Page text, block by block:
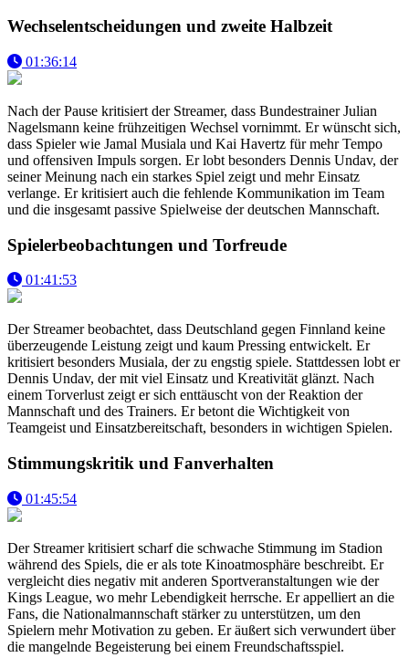
Wechselentscheidungen und zweite Halbzeit
01:36:14
Nach der Pause kritisiert der Streamer, dass Bundestrainer Julian
Nagelsmann keine frühzeitigen Wechsel vornimmt. Er wünscht sich,
dass Spieler wie Jamal Musiala und Kai Havertz für mehr Tempo
und offensiven Impuls sorgen. Er lobt besonders Dennis Undav, der
seiner Meinung nach ein starkes Spiel zeigt und mehr Einsatz
verlange. Er kritisiert auch die fehlende Kommunikation im Team
und die insgesamt passive Spielweise der deutschen Mannschaft.
Spielerbeobachtungen und Torfreude
01:41:53
Der Streamer beobachtet, dass Deutschland gegen Finnland keine
überzeugende Leistung zeigt und kaum Pressing entwickelt. Er
kritisiert besonders Musiala, der zu engstig spiele. Stattdessen lobt er
Dennis Undav, der mit viel Einsatz und Kreativität glänzt. Nach
einem Torverlust zeigt er sich enttäuscht von der Reaktion der
Mannschaft und des Trainers. Er betont die Wichtigkeit von
Teamgeist und Einsatzbereitschaft, besonders in wichtigen Spielen.
Stimmungskritik und Fanverhalten
01:45:54
Der Streamer kritisiert scharf die schwache Stimmung im Stadion
während des Spiels, die er als tote Kinoatmosphäre beschreibt. Er
vergleicht dies negativ mit anderen Sportveranstaltungen wie der
Kings League, wo mehr Lebendigkeit herrsche. Er appelliert an die
Fans, die Nationalmannschaft stärker zu unterstützen, um den
Spielern mehr Motivation zu geben. Er äußert sich verwundert über
die mangelnde Begeisterung bei einem Freundschaftsspiel.